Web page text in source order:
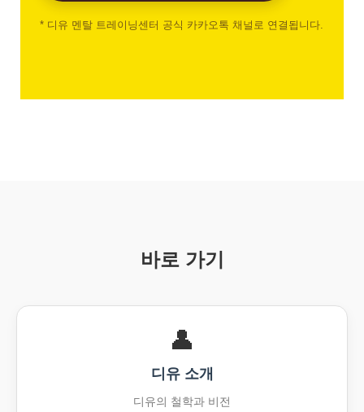
* 디유 멘탈 트레이닝센터 공식 카카오톡 채널로 연결됩니다.
바로 가기
👤️
디유 소개
디유의 철학과 비전